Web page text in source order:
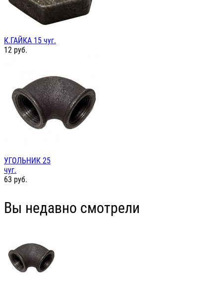
К.ГАЙКА 15 чуг.
12 руб.
УГОЛЬНИК 25
чуг.
63 руб.
Вы недавно смотрели